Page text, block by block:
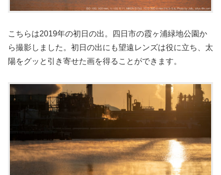
こちらは2019年の初日の出。四日市の霞ヶ浦緑地公園か
ら撮影しました。初日の出にも望遠レンズは役に立ち、太
陽をグッと引き寄せた画を得ることができます。